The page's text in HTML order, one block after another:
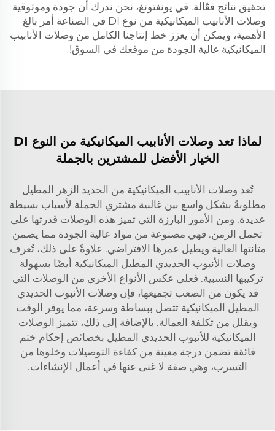
تحقيق نتائج فعّالة. في يونغتونغ، نحن ندرك أن جودة وموثوقية
وصلات الأنابيب الميكانيكية من نوع DI في الصناعة أمر بالغ
الأهمية، ويمكن أن يعزز خط إنتاجنا الكامل من وصلات الأنابيب
الميكانيكية عالية الجودة من موقعك في السوق!
لماذا تعد وصلات الأنابيب الميكانيكية من النوع DI
الخيار الأفضل للمشترين بالجملة
تُعد وصلات الأنابيب الميكانيكية من الحديد الزهر المطيل
مطلوبةً بشكل واسع بين غالبية مشتري الجملة لأسباب بسيطة
عديدة. ومن الأمور البارزة التي تميز هذه الوصلات قدرتها على
تحمل الزمن. فهي مصنوعة من مواد عالية الجودة مما يضمن
متانتها العالية ويطيل عمرها الافتراضي. علاوةً على ذلك، تُعرف
وصلات الأنبوب الحديدي المطيل الميكانيكية أيضًا بسهولة
تركيبها النسبية. فعلى عكس الأنواع الأخرى من الوصلات التي
قد يكون من الصعب تجميعها، فإن وصلات الأنبوب الحديدي
المطيل الميكانيكية تتصل ببساطة وسرعة، مما يوفر الوقت
ويقلل من تكلفة العمالة. بالإضافة إلى ذلك، تتميز الوصلات
الميكانيكية للأنبوب الحديدي المطيل بخصائص إحكام ختم
فائقة تضمن درجة معينة من كفاءة التوصيلات وخلوها من
التسرب، وهي صفة لا غنى عنها في أعمال الإنشاءات.